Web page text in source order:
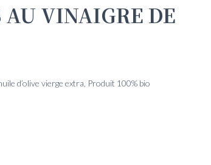
AU VINAIGRE DE
d’olive vierge extra, Produit 100% bio